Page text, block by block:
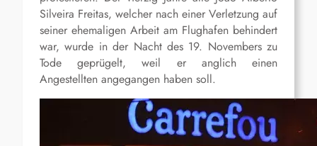
Silveira Freitas, welcher nach einer Verletzung auf
seiner ehemaligen Arbeit am Flughafen behindert
war, wurde in der Nacht des 19. Novembers zu
Tode geprügelt, weil er anglich einen
Angestellten angegangen haben soll.